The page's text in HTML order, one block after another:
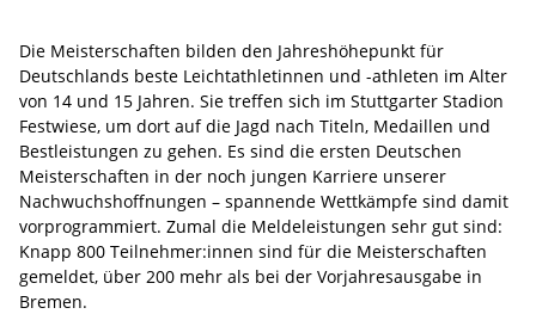
Die Meisterschaften bilden den Jahreshöhepunkt für
Deutschlands beste Leichtathletinnen und -athleten im Alter
von 14 und 15 Jahren. Sie treffen sich im Stuttgarter Stadion
Festwiese, um dort auf die Jagd nach Titeln, Medaillen und
Bestleistungen zu gehen. Es sind die ersten Deutschen
Meisterschaften in der noch jungen Karriere unserer
Nachwuchshoffnungen – spannende Wettkämpfe sind damit
vorprogrammiert. Zumal die Meldeleistungen sehr gut sind:
Knapp 800 Teilnehmer:innen sind für die Meisterschaften
gemeldet, über 200 mehr als bei der Vorjahresausgabe in
Bremen.